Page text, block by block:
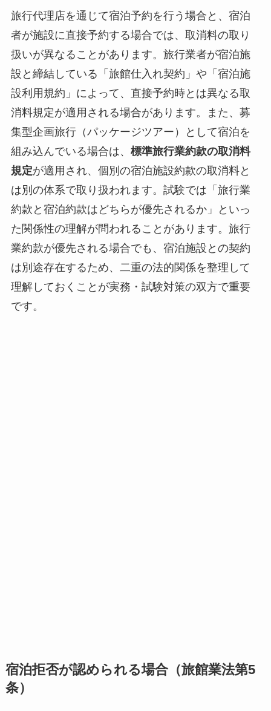
旅行代理店を通じて宿泊予約を行う場合と、宿泊
者が施設に直接予約する場合では、取消料の取り
扱いが異なることがあります。旅行業者が宿泊施
設と締結している「旅館仕入れ契約」や「宿泊施
設利用規約」によって、直接予約時とは異なる取
消料規定が適用される場合があります。また、募
集型企画旅行（パッケージツアー）として宿泊を
組み込んでいる場合は、 標準旅行業約款の取消料
規定が適用され、個別の宿泊施設約款の取消料と
は別の体系で取り扱われます。試験では「旅行業
約款と宿泊約款はどちらが優先されるか」といっ
た関係性の理解が問われることがあります。旅行
業約款が優先される場合でも、宿泊施設との契約
は別途存在するため、二重の法的関係を整理して
理解しておくことが実務・試験対策の双方で重要
です。
宿泊拒否が認められる場合（旅館業法第5
条）